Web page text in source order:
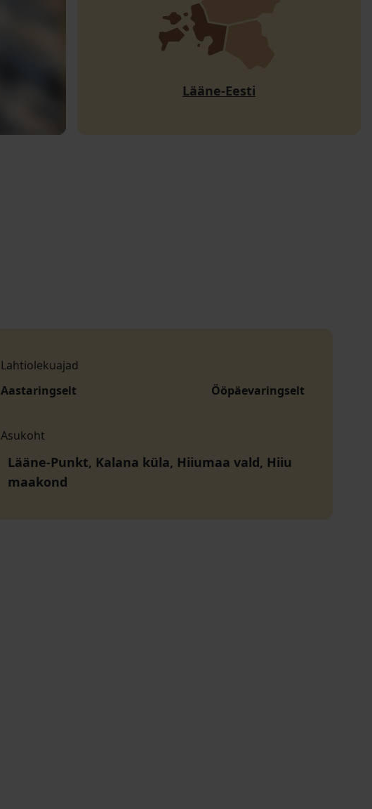
Lääne-Eesti
Lahtiolekuajad
Aastaringselt
Ööpäevaringselt
Asukoht
Lääne-Punkt, Kalana küla, Hiiumaa vald, Hiiu
maakond